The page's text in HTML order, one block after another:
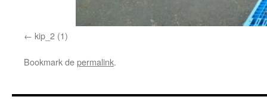
kip_2 (1)
Bookmark depermalink.